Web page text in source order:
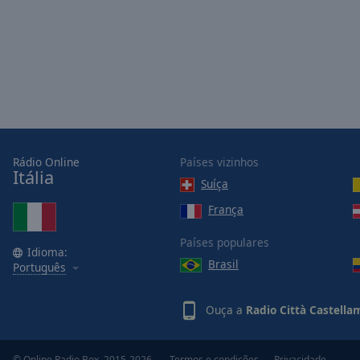
modal
Beginning
Escape
will
the
Rádio Online
Itália
Idioma:
Português
Países vizinhos
Suíça
França
Países populares
Brasil
Ouça a Radio Città